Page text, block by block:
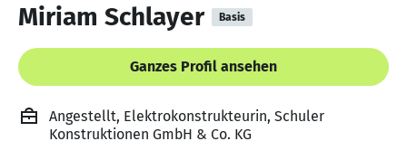
Miriam Schlayer Basis
Ganzes Profil ansehen
Angestellt, Elektrokonstrukteurin, Schuler
Konstruktionen GmbH & Co. KG